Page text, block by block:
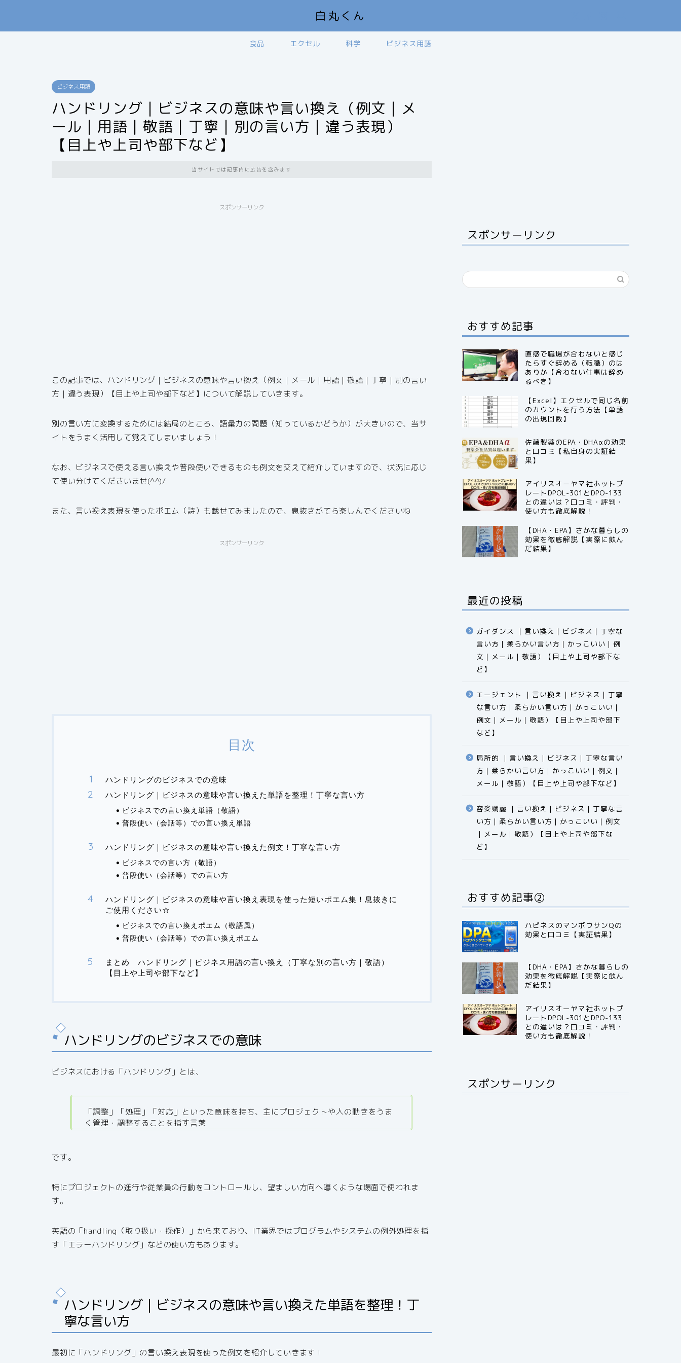
白丸くん
食品 エクセル 科学 ビジネス用語
ビジネス用語
ハンドリング｜ビジネスの意味や言い換え（例文｜メ
ール｜用語｜敬語｜丁寧｜別の言い方｜違う表現）
【目上や上司や部下など】
当サイトでは記事内に広告を含みます
スポンサーリンク
この記事では、ハンドリング｜ビジネスの意味や言い換え（例文｜メール｜用語｜敬語｜丁寧｜別の言い
方｜違う表現）【目上や上司や部下など】について解説していきます。
別の言い方に変換するためには結局のところ、語彙力の問題（知っているかどうか）が大きいので、当サ
イトをうまく活用して覚えてしまいましょう！
なお、ビジネスで使える言い換えや普段使いできるものも例文を交えて紹介していますので、状況に応じ
て使い分けてくださいませ(^^)/
また、言い換え表現を使ったポエム（詩）も載せてみましたので、息抜きがてら楽しんでくださいね
スポンサーリンク
目次
ハンドリングのビジネスでの意味
ハンドリング｜ビジネスの意味や言い換えた単語を整理！丁寧な言い方
ビジネスでの言い換え単語（敬語）
普段使い（会話等）での言い換え単語
ハンドリング｜ビジネスの意味や言い換えた例文！丁寧な言い方
ビジネスでの言い方（敬語）
普段使い（会話等）での言い方
ハンドリング｜ビジネスの意味や言い換え表現を使った短いポエム集！息抜きに
ご使用ください☆
ビジネスでの言い換えポエム（敬語風）
普段使い（会話等）での言い換えポエム
まとめ ハンドリング｜ビジネス用語の言い換え（丁寧な別の言い方｜敬語）
【目上や上司や部下など】
ハンドリングのビジネスでの意味
ビジネスにおける「ハンドリング」とは、
「調整」「処理」「対応」といった意味を持ち、主にプロジェクトや人の動きをうま
く管理・調整することを指す言葉
です。
特にプロジェクトの進行や従業員の行動をコントロールし、望ましい方向へ導くような場面で使われま
す。
英語の「handling（取り扱い・操作）」から来ており、IT業界ではプログラムやシステムの例外処理を指
す「エラーハンドリング」などの使い方もあります。
ハンドリング｜ビジネスの意味や言い換えた単語を整理！丁
寧な言い方
最初に「ハンドリング」の言い換え表現を使った例文を紹介していきます！
スポンサーリンク
おすすめ記事
直感で職場が合わないと感じ
たらすぐ辞める（転職）のは
ありか【合わない仕事は辞め
るべき】
【Excel】エクセルで同じ名前
のカウントを行う方法【単語
の出現回数】
佐藤製薬のEPA・DHAαの効果
と口コミ【私自身の実証結
果】
アイリスオーヤマ社ホットプ
レートDPOL-301とDPO-133
との違いは？口コミ・評判・
使い方も徹底解説！
【DHA・EPA】さかな暮らしの
効果を徹底解説【実際に飲ん
だ結果】
最近の投稿
ガイダンス ｜言い換え｜ビジネス｜丁寧な
言い方｜柔らかい言い方｜かっこいい｜例
文｜メール｜敬語）【目上や上司や部下な
ど】​​​​​​​​​​​​​​​​
エージェント ｜言い換え｜ビジネス｜丁寧
な言い方｜柔らかい言い方｜かっこいい｜
例文｜メール｜敬語）【目上や上司や部下
など】​​​​​​​​​​​​​​​​
局所的 ｜言い換え｜ビジネス｜丁寧な言い
方｜柔らかい言い方｜かっこいい｜例文｜
メール｜敬語）【目上や上司や部下など】​​​​​​​​​​​​​​​​
容姿端麗 ｜言い換え｜ビジネス｜丁寧な言
い方｜柔らかい言い方｜かっこいい｜例文
｜メール｜敬語）【目上や上司や部下な
ど】​​​​​​​​​​​​​​​​
おすすめ記事②
ハピネスのマンボウサンQの
効果と口コミ【実証結果】
【DHA・EPA】さかな暮らしの
効果を徹底解説【実際に飲ん
だ結果】
アイリスオーヤマ社ホットプ
レートDPOL-301とDPO-133
との違いは？口コミ・評判・
使い方も徹底解説！
スポンサーリンク